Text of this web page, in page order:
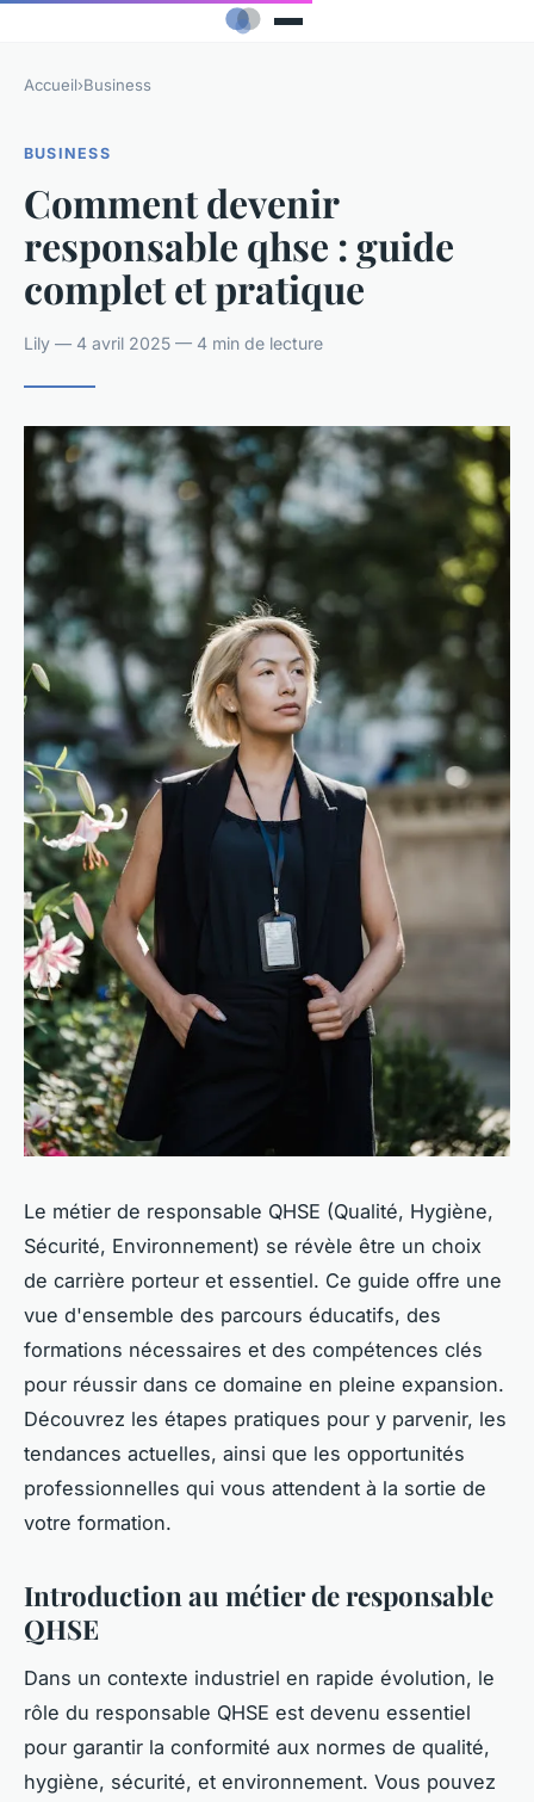
Accueil›Business
BUSINESS
Comment devenir
responsable qhse : guide
complet et pratique
Lily — 4 avril 2025 — 4 min de lecture
Le métier de responsable QHSE (Qualité, Hygiène,
Sécurité, Environnement) se révèle être un choix
de carrière porteur et essentiel. Ce guide offre une
vue d'ensemble des parcours éducatifs, des
formations nécessaires et des compétences clés
pour réussir dans ce domaine en pleine expansion.
Découvrez les étapes pratiques pour y parvenir, les
tendances actuelles, ainsi que les opportunités
professionnelles qui vous attendent à la sortie de
votre formation.
Introduction au métier de responsable
QHSE
Dans un contexte industriel en rapide évolution, le
rôle du responsable QHSE est devenu essentiel
pour garantir la conformité aux normes de qualité,
hygiène, sécurité, et environnement. Vous pouvez